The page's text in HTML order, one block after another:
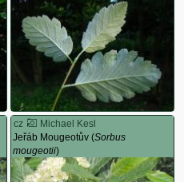
cz
Michael Kesl
Jeřáb Mougeotův (Sorbus
mougeotii)